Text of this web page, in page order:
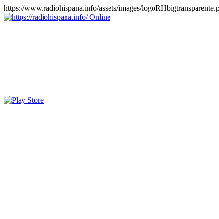
https://www.radiohispana.info/assets/images/
Online